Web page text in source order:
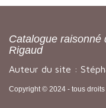
Catalogue
Rigaud
Auteur du site :
Copyright © 2024 - tous